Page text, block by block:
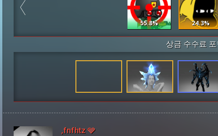
55.8% 24.3%
상금 수수료
,fnfhtz 🩶